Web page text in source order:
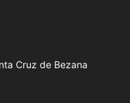
Cruz de Bezana